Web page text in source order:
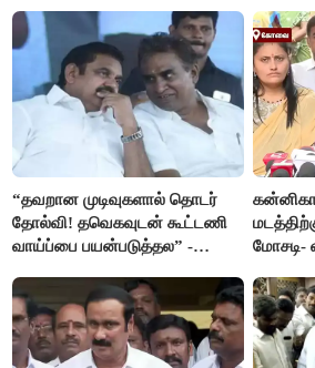
“தவறான முடிவுகளால் தொடர்
தோல்வி! தவெகவுடன் கூட்டணி
வாய்ப்பை பயன்படுத்தல” -
மோசடி-